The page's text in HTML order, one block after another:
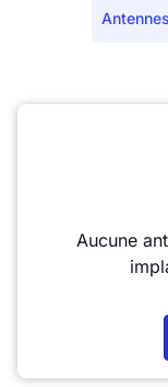
Antennes
Aucune